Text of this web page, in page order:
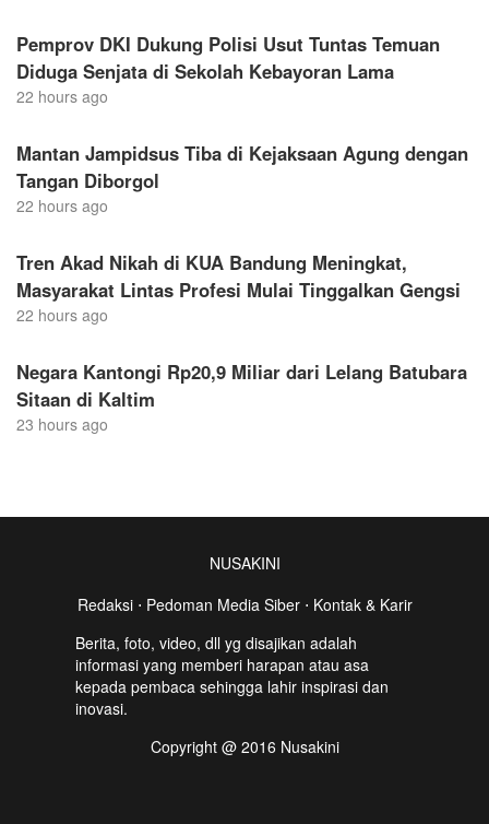
Pemprov DKI Dukung Polisi Usut Tuntas Temuan
Diduga Senjata di Sekolah Kebayoran Lama
22 hours ago
Mantan Jampidsus Tiba di Kejaksaan Agung dengan
Tangan Diborgol
22 hours ago
Tren Akad Nikah di KUA Bandung Meningkat,
Masyarakat Lintas Profesi Mulai Tinggalkan Gengsi
22 hours ago
Negara Kantongi Rp20,9 Miliar dari Lelang Batubara
Sitaan di Kaltim
23 hours ago
NUSAKINI
Redaksi⋅ Pedoman Media Siber⋅ Kontak & Karir
Berita, foto, video, dll yg disajikan adalah
informasi yang memberi harapan atau asa
kepada pembaca sehingga lahir inspirasi dan
inovasi.
Copyright @ 2016 Nusakini